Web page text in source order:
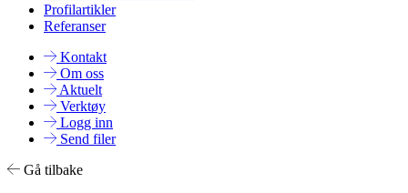
Profilartikler
Referanser
Kontakt
Om oss
Aktuelt
Verktøy
Logg inn
Send filer
Gå tilbake